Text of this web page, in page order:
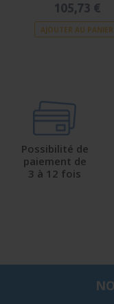
105,73 €
AJOUTER AU PANIER
Possibilité de
paiement de
3 à 12 fois